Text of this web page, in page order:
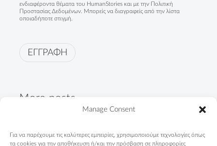
Manage Consent
Για να παρέχουμε τις καλύτερες εμπειρίες, χρησιμοποιούμε τεχνολογίες όπως
τα cookies για την αποθήκευση ή/και την πρόσβαση σε πληροφορίες
ενδιαφέροντα θέματα του HumanStories και με την Πολιτική
Προστασίας Δεδομένων . Μπορείς να διαγραφείς από την λίστα
οποιαδήποτε στιγμή.
ΕΓΓΡΑΦΗ
More posts
Greeks"